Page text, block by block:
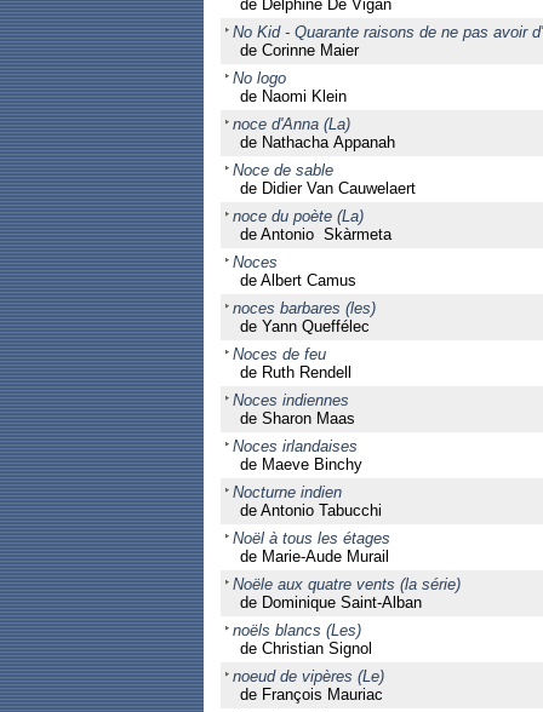
de Delphine De Vigan
No Kid - Quarante raisons de ne pas avoir
de Corinne Maier
No logo
de Naomi Klein
noce d'Anna (La)
de Nathacha Appanah
Noce de sable
de Didier Van Cauwelaert
noce du poète (La)
de Antonio Skàrmeta
Noces
de Albert Camus
noces barbares (les)
de Yann Queffélec
Noces de feu
de Ruth Rendell
Noces indiennes
de Sharon Maas
Noces irlandaises
de Maeve Binchy
Nocturne indien
de Antonio Tabucchi
Noël à tous les étages
de Marie-Aude Murail
Noële aux quatre vents (la série)
de Dominique Saint-Alban
noëls blancs (Les)
de Christian Signol
noeud de vipères (Le)
de François Mauriac